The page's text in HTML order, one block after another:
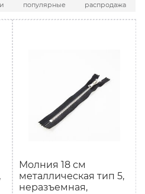
популярные распродажа
Молния 18 см
мeталлическая тип 5,
неразъемная,